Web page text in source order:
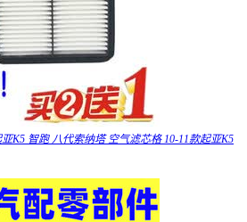
K5 智跑 八代索纳塔 空气滤芯格 10-11款起亚K5